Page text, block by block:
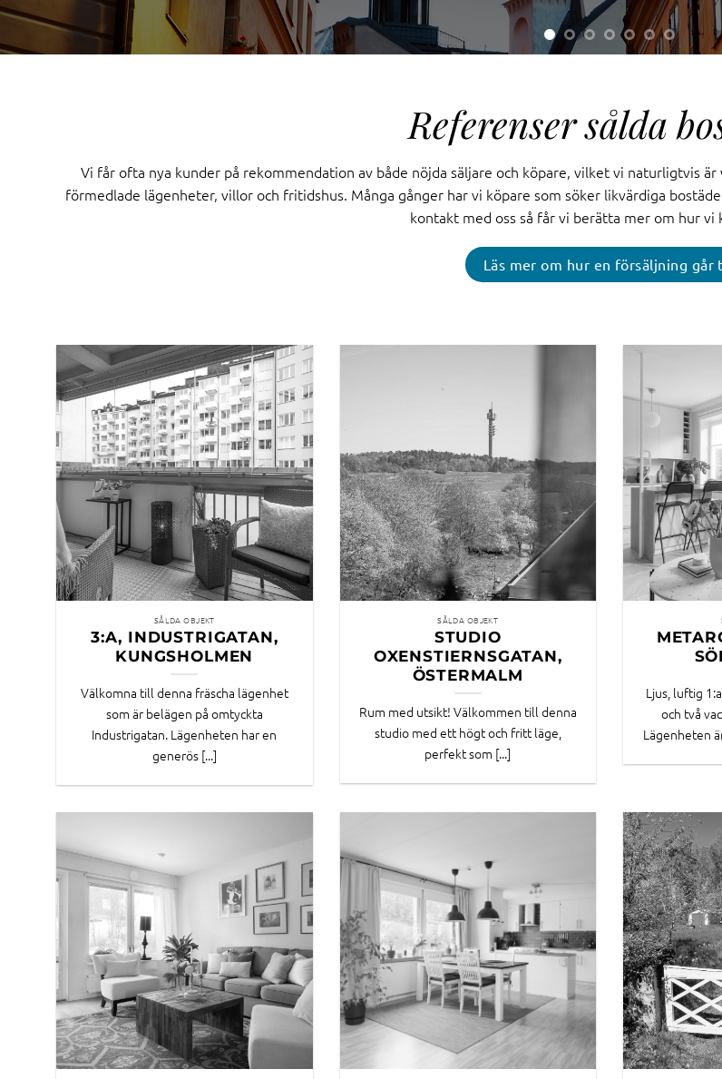
Referenser sålda
Vi får ofta nya kunder på rekommendation av både nöjda säljare och köpare, vilket vi naturligtvis
förmedlade lägenheter, villor och fritidshus. Många gånger har vi köpare som söker likvärdiga
kontakt med oss så får vi berätta mer om hur vi
Läs mer om hur en försäljning går
SÅLDA OBJEKT
3:A, INDUSTRIGATAN,
KUNGSHOLMEN
Välkomna till denna fräscha lägenhet
som är belägen på omtyckta
Industrigatan. Lägenheten har en
generös [...]
SÅLDA OBJEKT
STUDIO
OXENSTIERNSGATAN,
ÖSTERMALM
Rum med utsikt! Välkommen till denna
studio med ett högt och fritt läge,
perfekt som [...]
Ljus, luftig
och två
Lägenheten